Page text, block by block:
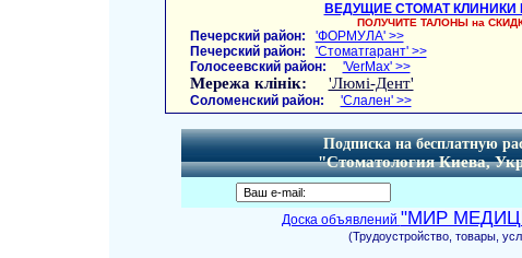
ВЕДУЩИЕ СТОМАТ КЛИНИКИ
ПОЛУЧИТЕ ТАЛОНЫ на
Печерский район:
'ФОРМУЛА' >>
Печерский район:
'Стоматгарант' >>
Голосеевский район:
'VerMax' >>
Мережа клінік: 'Люмі-Дент'
Соломенский район: 'Слален' >>
Подписка на бесплатную
"Стоматология Киева,
Доска объявлений "МИР
(Трудоустройство, товары,